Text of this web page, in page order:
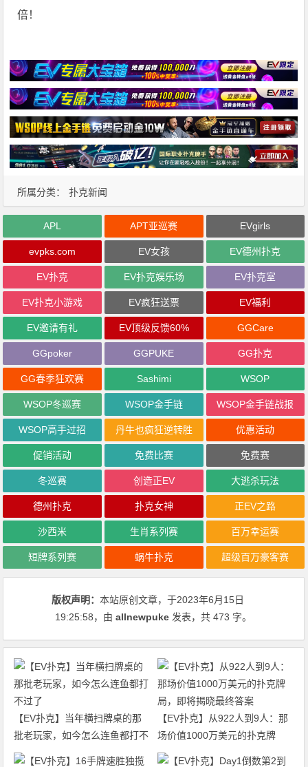
倍！
所属分类： 扑克新闻
APL APT亚巡赛 EVgirls
evpks.com EV女孩 EV德州扑克
EV扑克 EV扑克娱乐场 EV扑克室
EV扑克小游戏 EV疯狂送票 EV福利
EV邀请有礼 EV顶级反馈60% GGCare
GGpoker GGPUKE GG扑克
GG春季狂欢赛 Sashimi WSOP
WSOP冬巡赛 WSOP金手链 WSOP金手链战报
WSOP高手过招 丹牛也疯狂逆转胜 优惠活动
促销活动 免费比赛 免费赛
冬巡赛 创造正EV 大逃杀玩法
德州扑克 扑克女神 正EV之路
沙西米 生肖系列赛 百万幸运赛
短牌系列赛 蜗牛扑克 超级百万豪客赛
版权声明：本站原创文章，于2023年6月15日
19:25:58，由allnewpuke 发表，共 473 字。
【EV扑克】当年横扫牌桌的那
批老玩家，如今怎么连鱼都打不
过了
【EV扑克】从922人到9人：那
场价值1000万美元的扑克牌
局，即将揭晓最终答案